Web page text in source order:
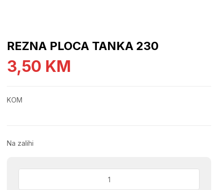
REZNA PLOCA TANKA 230
3,50 KM
KOM
Na zalihi